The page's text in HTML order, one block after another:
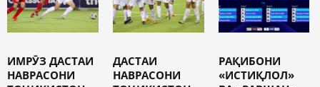
ИМРӮЗ ДАСТАИ
НАВРАСОНИ
ДАСТАИ
НАВРАСОНИ
РАҚИБОНИ
«ИСТИҚЛОЛ»